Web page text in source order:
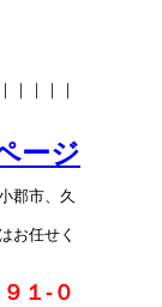
｜｜｜｜
ージ
郡市、久
お任せく
１-０